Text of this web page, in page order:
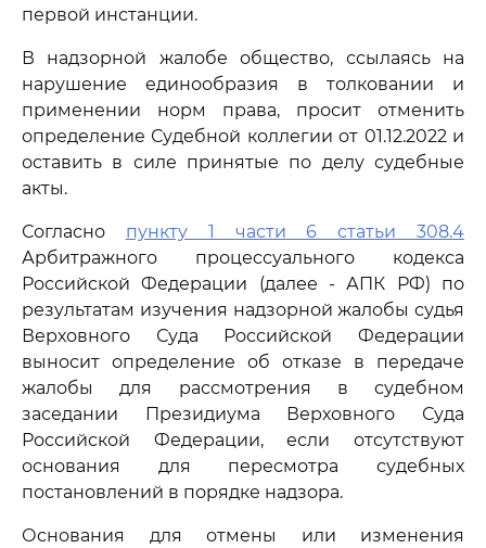
первой инстанции.
В надзорной жалобе общество, ссылаясь на
нарушение единообразия в толковании и
применении норм права, просит отменить
определение Судебной коллегии от 01.12.2022 и
оставить в силе принятые по делу судебные
акты.
Согласно пункту 1 части 6 статьи 308.4
Арбитражного процессуального кодекса
Российской Федерации (далее - АПК РФ) по
результатам изучения надзорной жалобы судья
Верховного Суда Российской Федерации
выносит определение об отказе в передаче
жалобы для рассмотрения в судебном
заседании Президиума Верховного Суда
Российской Федерации, если отсутствуют
основания для пересмотра судебных
постановлений в порядке надзора.
Основания для отмены или изменения